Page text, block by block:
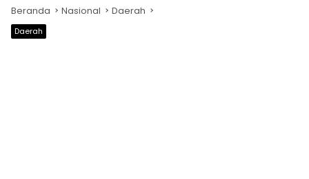
Beranda Nasional Daerah
Daerah